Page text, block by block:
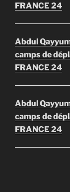
FRANCE 24
Abdul
camps de
FRANCE 24
Abdul
camps de
FRANCE 24